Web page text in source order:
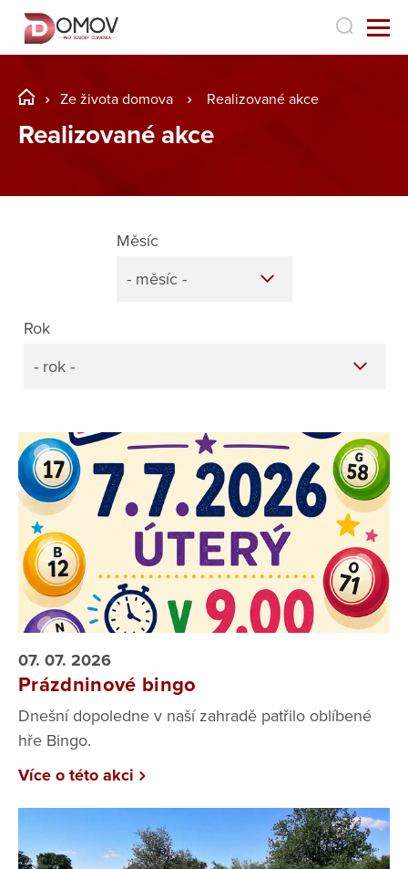
Ze života domova Realizované akce
Realizované akce
Rok
- rok -
Měsíc
- měsíc -
07. 07. 2026
Prázdninové bingo
Dnešní dopoledne v naší zahradě patřilo oblíbené
hře Bingo.
Více o této akci